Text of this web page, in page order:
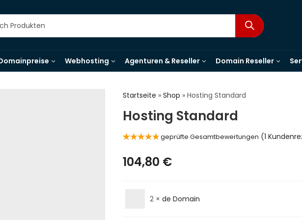
Webhosting Agenturen & Reseller Domain Reseller
Startseite » Shop » Hosting Standard
Hosting Standard
von 5,
basierend
auf
geprüfte Gesamtbewertungen (1
104,80 €
2× de Domain